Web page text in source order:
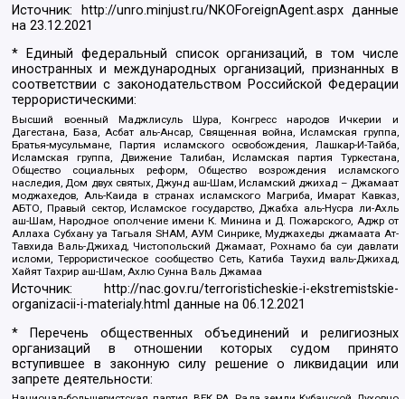
Источник: http://unro.minjust.ru/NKOForeignAgent.aspxданные
на23.12.2021
* Единый федеральный список организаций, в том числе
иностранных и международных организаций, признанных в
соответствии с законодательством Российской Федерации
террористическими:
Высший военный Маджлисуль Шура, Конгресс народов Ичкерии и
Дагестана, База, Асбат аль-Ансар, Священная война, Исламская группа,
Братья-мусульмане, Партия исламского освобождения, Лашкар-И-Тайба,
Исламская группа, Движение Талибан, Исламская партия Туркестана,
Общество социальных реформ, Общество возрождения исламского
наследия, Дом двух святых, Джунд аш-Шам, Исламский джихад – Джамаат
моджахедов, Аль-Каида в странах исламского Магриба, Имарат Кавказ,
АБТО, Правый сектор, Исламское государство, Джабха аль-Нусра ли-Ахль
аш-Шам, Народное ополчение имени К. Минина и Д. Пожарского, Аджр от
Аллаха Субхану уа Тагьаля SHAM, АУМ Синрике, Муджахеды джамаата Ат-
Тавхида Валь-Джихад, Чистопольский Джамаат, Рохнамо ба суи давлати
исломи, Террористическое сообщество Сеть, Катиба Таухид валь-Джихад,
Хайят Тахрир аш-Шам, Ахлю Сунна Валь Джамаа
Источник:
http://nac.gov.ru/terroristicheskie-i-ekstremistskie-
organizacii-i-materialy.html данные на06.12.2021
* Перечень общественных объединений и религиозных
организаций в отношении которых судом принято
вступившее в законную силу решение о ликвидации или
запрете деятельности: